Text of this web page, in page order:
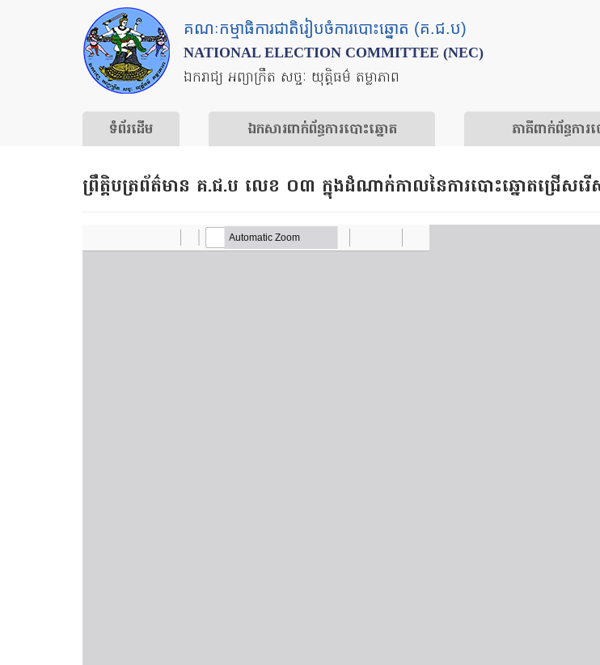
គណៈកម្មាធិការជាតិរៀបចំការបោះឆ្នោត (គ.ជ.ប)
NATIONAL ELECTION COMMITTEE (NEC)
ឯករាជ្យ អព្យាក្រឹត សច្ចៈ យុត្តិធម៌ តម្លាភាព
ទំព័រ​ដើម ឯកសារ​ពាក់ព័ន្ធ​ការ​បោះឆ្នោត ភាគីពាក់ព័ន្ធ​​ការ​
ព្រឹត្តិបត្រព័ត៌មាន គ.ជ.ប លេខ ០៣ ក្នុងដំណាក់កាល​នៃការបោះឆ្នោតជ្រើសរ